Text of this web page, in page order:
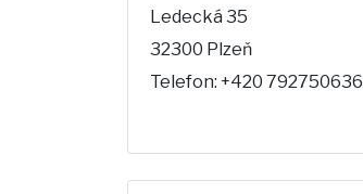
Ledecká 35
32300 Plzeň
Telefon: +420 792750636